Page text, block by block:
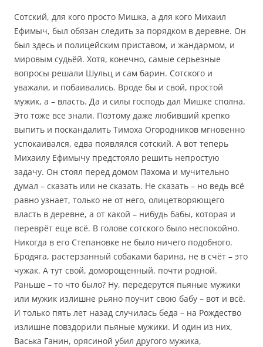
Сотский, для кого просто Мишка, а для кого Михаил
Ефимыч, был обязан следить за порядком в деревне. Он
был здесь и полицейским приставом, и жандармом, и
мировым судьёй. Хотя, конечно, самые серьезные
вопросы решали Шульц и сам барин. Сотского и
уважали, и побаивались. Вроде бы и свой, простой
мужик, а – власть. Да и силы господь дал Мишке сполна.
Это тоже все знали. Поэтому даже любивший крепко
выпить и поскандалить Тимоха Огородников мгновенно
успокаивался, едва появлялся сотский. А вот теперь
Михаилу Ефимычу предстояло решить непростую
задачу. Он стоял перед домом Пахома и мучительно
думал – сказать или не сказать. Не сказать – но ведь всё
равно узнает, только не от него, олицетворяющего
власть в деревне, а от какой – нибудь бабы, которая и
переврёт еще всё. В голове сотского было неспокойно.
Никогда в его Степановке не было ничего подобного.
Бродяга, растерзанный собаками барина, не в счёт – это
чужак. А тут свой, доморощенный, почти родной.
Раньше – то что было? Ну, передерутся пьяные мужики
или мужик излишне рьяно поучит свою бабу – вот и всё.
И только пять лет назад случилась беда – на Рождество
излишне повздорили пьяные мужики. И один из них,
Васька Ганин, орясиной убил другого мужика,